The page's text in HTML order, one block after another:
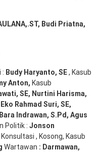
, Budi Priatna,
: Budy Haryanto, SE, Kasub
Anton, Kasub
, SE, Nurtini Harisma,
Eko Rahmad Suri, SE,
Bara Indrawan, S.Pd, Agus
Politik : Jonson
, Kosong, Kasub
Wartawan : Darmawan,